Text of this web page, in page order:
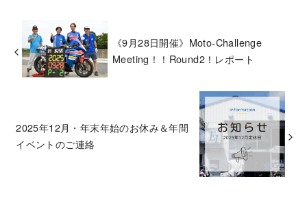
《9月28日開催》Moto-Challenge
Meeting！！Round2！レポート
2025年12月・年末年始のお休み＆年間
イベントのご連絡